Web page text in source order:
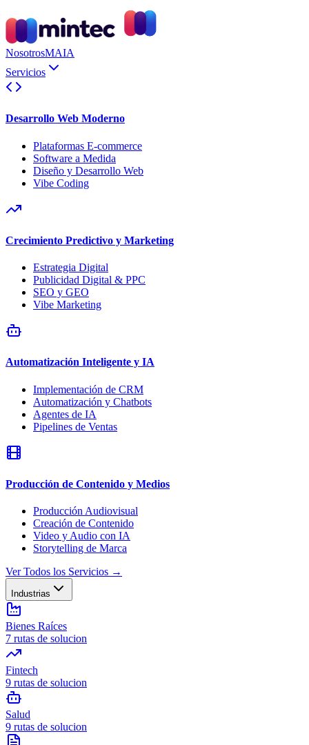
NosotrosMAIA
Servicios
Desarrollo Web Moderno
Plataformas E-commerce
Software a Medida
Diseño y Desarrollo Web
Vibe Coding
Crecimiento Predictivo y Marketing
Estrategia Digital
Publicidad Digital & PPC
SEO y GEO
Vibe Marketing
Automatización Inteligente y IA
Implementación de CRM
Automatización y Chatbots
Agentes de IA
Pipelines de Ventas
Producción de Contenido y Medios
Producción Audiovisual
Creación de Contenido
Video y Audio con IA
Storytelling de Marca
Ver Todos los Servicios →
Industrias
Bienes Raíces
7 rutas de solucion
Fintech
9 rutas de solucion
Salud
9 rutas de solucion